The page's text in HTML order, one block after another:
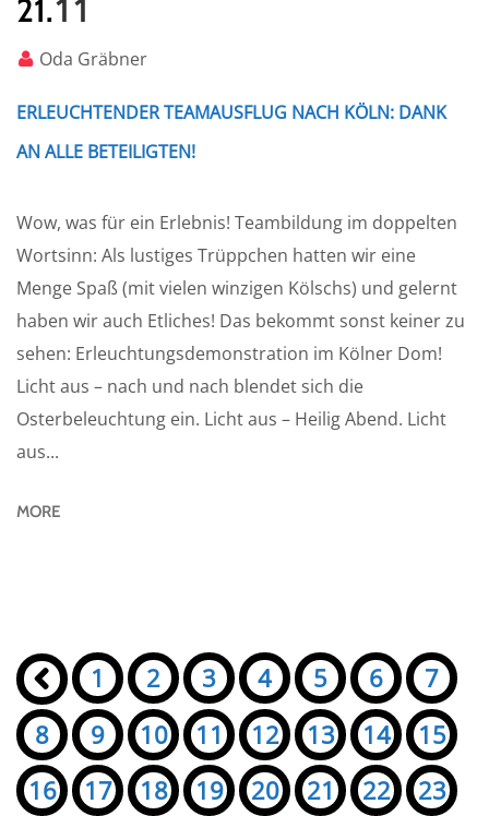
21.11
Oda Gräbner
ERLEUCHTENDER TEAMAUSFLUG NACH KÖLN: DANK
AN ALLE BETEILIGTEN!
Wow, was für ein Erlebnis! Teambildung im doppelten
Wortsinn: Als lustiges Trüppchen hatten wir eine
Menge Spaß (mit vielen winzigen Kölschs) und gelernt
haben wir auch Etliches! Das bekommt sonst keiner zu
sehen: Erleuchtungsdemonstration im Kölner Dom!
Licht aus – nach und nach blendet sich die
Osterbeleuchtung ein. Licht aus – Heilig Abend. Licht
aus...
MORE
Seiten:
« 1 2 3 4 5 6
7
8
9 10 11 12 13 14
15
16
17 18 19 20 21 22
23